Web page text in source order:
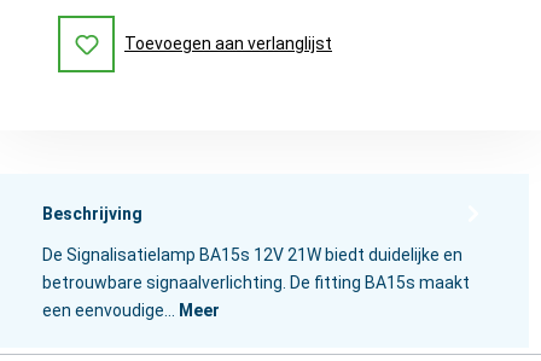
Toevoegen aan verlanglijst
Beschrijving
De Signalisatielamp BA15s 12V 21W biedt duidelijke en
betrouwbare signaalverlichting. De fitting BA15s maakt
een eenvoudige…
Meer